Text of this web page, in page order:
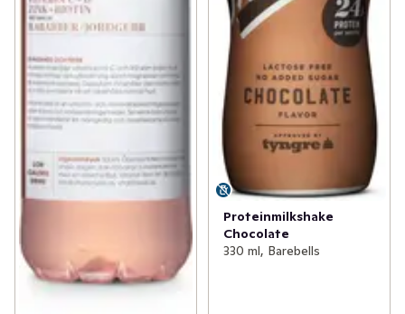
Proteinmilkshake
Chocolate
330 ml, Barebells